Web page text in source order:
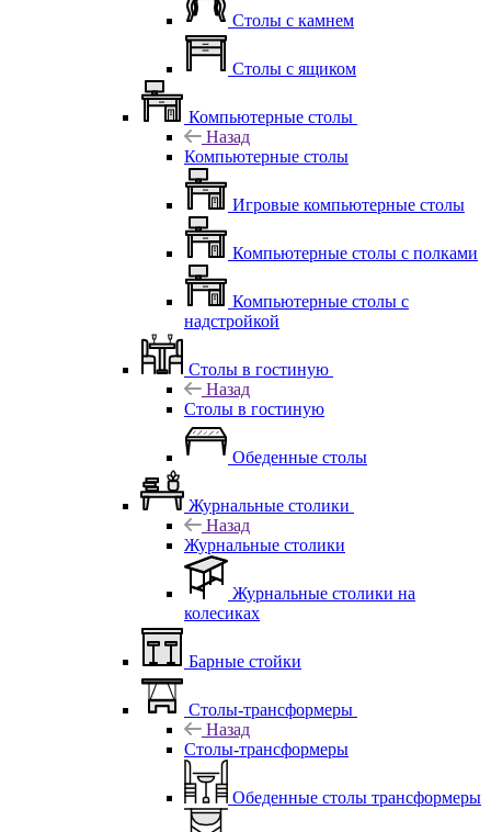
Столы с камнем
Столы с ящиком
Компьютерные столы
Назад
Компьютерные столы
Игровые компьютерные столы
Компьютерные столы с полками
Компьютерные столы с
надстройкой
Столы в гостиную
Назад
Столы в гостиную
Обеденные столы
Журнальные столики
Назад
Журнальные столики
Журнальные столики на
колесиках
Барные стойки
Столы-трансформеры
Назад
Столы-трансформеры
Обеденные столы трансформеры